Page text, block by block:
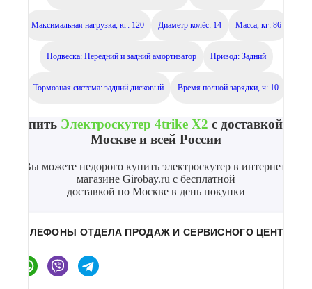
Максимальная нагрузка, кг: 120 Диаметр колёс: 14 Масса, кг: 86
Подвеска: Передний и задний амортизатор Привод: Задний
Тормозная система: задний дисковый Время полной зарядки, ч: 10
Купить Электроскутер 4trike X2 с доставкой по
Москве и всей России
Вы можете недорого купить электроскутер в интернет-
магазине Girobay.ru с бесплатной
доставкой по Москве в день покупки
ТЕЛЕФОНЫ ОТДЕЛА ПРОДАЖ И СЕРВИСНОГО ЦЕНТРА